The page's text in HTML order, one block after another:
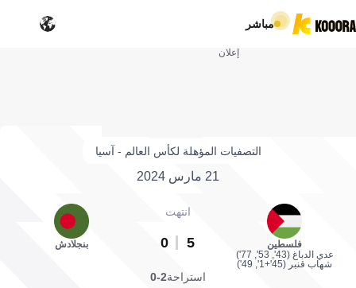
مباشر
إعلان
التصفيات المؤهلة لكأس العالم - آسيا
21 مارس 2024
فلسطين
عدي الدباغ (43', 53', 77')
شهاب قنبر (45'+1', 49')
انتهت
5
0 بنجلادش
استراحة2-0